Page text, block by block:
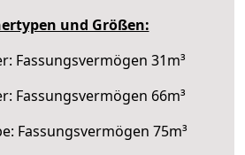
und Größen:
Fassungsvermögen 31m³
Fassungsvermögen 66m³
Fassungsvermögen 75m³